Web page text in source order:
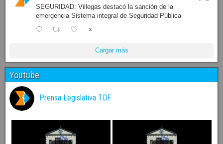
SEGURIDAD: Villegas destacó la sanción de la
emergencia Sistema integral de Seguridad Pública
X
Cargar más
Youtube
Prensa Legislativa TDF